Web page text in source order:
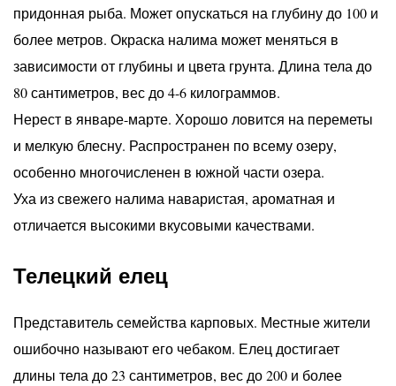
придонная рыба. Может опускаться на глубину до 100 и
более метров. Окраска налима может меняться в
зависимости от глубины и цвета грунта. Длина тела до
80 сантиметров, вес до 4-6 килограммов.
Нерест в январе-марте. Хорошо ловится на переметы
и мелкую блесну. Распространен по всему озеру,
особенно многочисленен в южной части озера.
Уха из свежего налима наваристая, ароматная и
отличается высокими вкусовыми качествами.
Телецкий елец
Представитель семейства карповых. Местные жители
ошибочно называют его чебаком. Елец достигает
длины тела до 23 сантиметров, вес до 200 и более